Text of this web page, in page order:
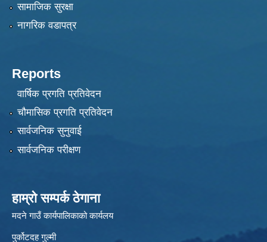
सामाजिक सुरक्षा
नागरिक वडापत्र
Reports
वार्षिक प्रगति प्रतिवेदन
चौमासिक प्रगति प्रतिवेदन
सार्वजनिक सुनुवाई
सार्वजनिक परीक्षण
हाम्रो सम्पर्क ठेगाना
मदने गाउँ कार्यपालिकाको कार्यलय
पुर्कोटदह गुल्मी